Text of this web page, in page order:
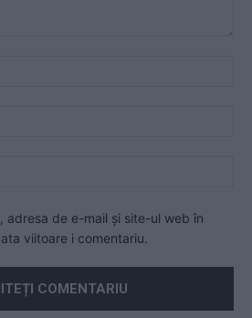
adresa de e-mail și site-ul web în
viitoare i comentariu.